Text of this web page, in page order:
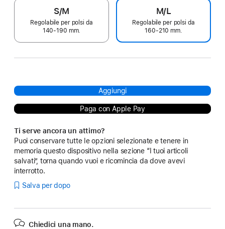
S/M
Regolabile per polsi da
140‑190 mm.
M/L
Regolabile per polsi da
160‑210 mm.
Aggiungi
Paga con Apple Pay
Ti serve ancora un attimo?
Puoi conservare tutte le opzioni selezionate e tenere in
memoria questo dispositivo nella sezione “I tuoi articoli
salvati”, torna quando vuoi e ricomincia da dove avevi
interrotto.
Salva per dopo
Chiedici una mano.